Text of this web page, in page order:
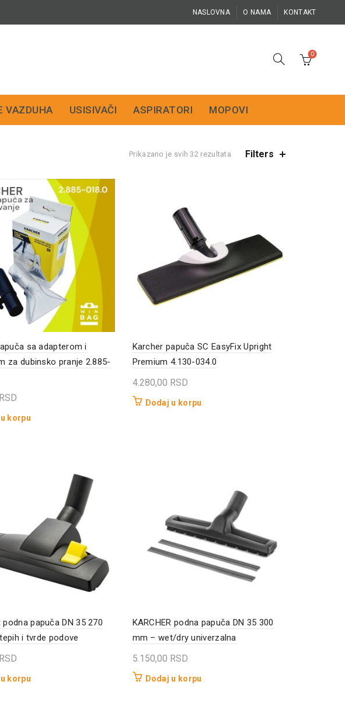
NASLOVNA O NAMA KONTAKT
0
VAZDUHA USISIVAČI ASPIRATORI MOPOVI
Prikazano je svih 32 rezultata Filters
sa adapterom i
za dubinsko pranje 2.885-
RSD
korpu
Karcher papuča SC EasyFix Upright
Premium 4.130-034.0
4.280,00 RSD
Dodaj u korpu
podna papuča DN 35 270
i tvrde podove
RSD
korpu
KARCHER podna papuča DN 35 300
mm – wet/dry univerzalna
5.150,00 RSD
Dodaj u korpu